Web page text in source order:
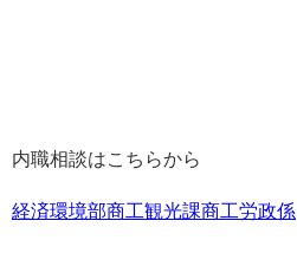
内職相談はこちらから
経済環境部商工観光課商工労政係